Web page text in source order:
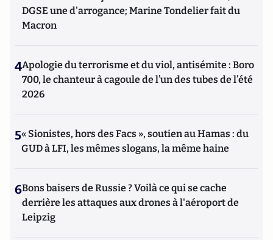
DGSE une d'arrogance; Marine Tondelier fait du
Macron
4Apologie du terrorisme et du viol, antisémite : Boro
700, le chanteur à cagoule de l’un des tubes de l’été
2026
5« Sionistes, hors des Facs », soutien au Hamas : du
GUD à LFI, les mêmes slogans, la même haine
6Bons baisers de Russie ? Voilà ce qui se cache
derrière les attaques aux drones à l'aéroport de
Leipzig